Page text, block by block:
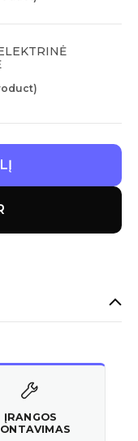
ĮRANGOS